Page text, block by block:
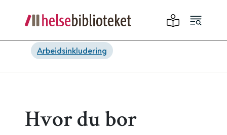
Arbeidsinkludering
Hvor du bor